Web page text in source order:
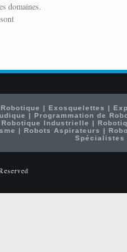
domaines.
| Exosquelettes |
|Programmation de
Robotique Industrielle |
| Robots Aspirateurs |
Spécialistes